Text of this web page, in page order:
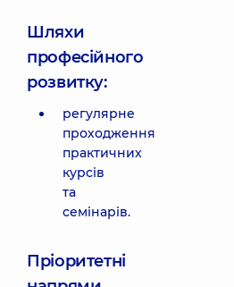
Шляхи
професійного
розвитку:
регулярне
проходження
практичних
курсів
та
семінарів.
Пріоритетні